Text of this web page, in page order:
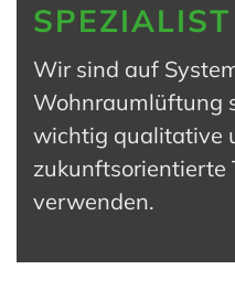
SPEZIALIST
Wir sind auf
Wohnraumlüftung
wichtig qualitative
zukunftsorientierte
verwenden.